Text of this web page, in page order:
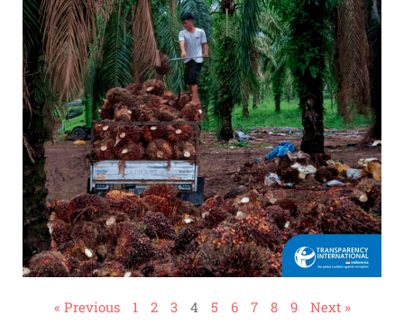
« Previous 1 2 3 4 5 6 7 8 9 Next »